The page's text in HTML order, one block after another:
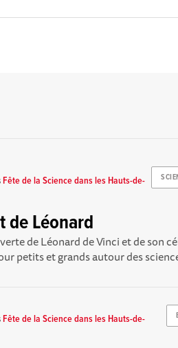
Fête de la Science dans les Hauts-de-
de Léonard
de Léonard de Vinci et de son
petits et grands autour des
Fête de la Science dans les Hauts-de-